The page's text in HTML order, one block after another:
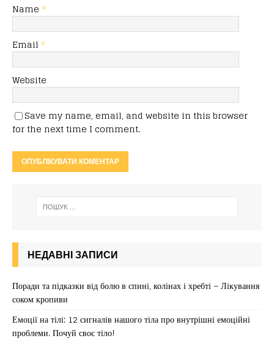
Name *
Email *
Website
Save my name, email, and website in this browser
for the next time I comment.
НЕДАВНІ ЗАПИСИ
Поради та підказки від болю в спині, колінах і хребті – Лікування
соком кропиви
Емоції на тілі: 12 сигналів нашого тіла про внутрішні емоційні
проблеми. Почуй своє тіло!